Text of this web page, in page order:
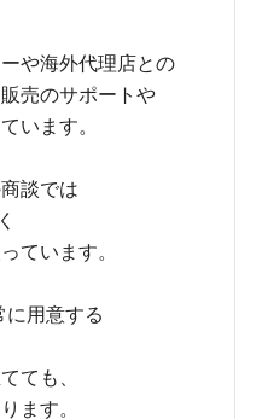
や海外代理店との
売のサポートや
います。
談では
ています。
に用意する
ても、
ます。